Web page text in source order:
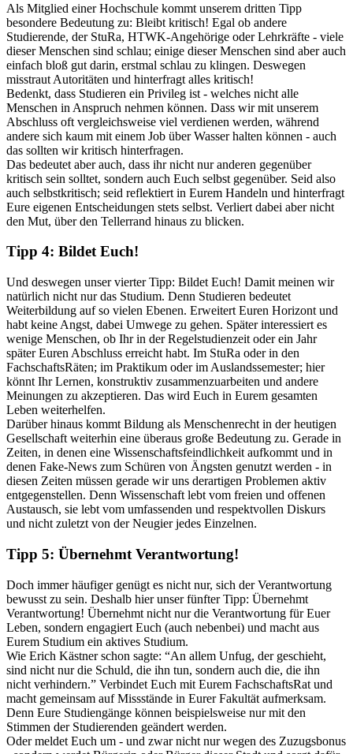
Als Mitglied einer Hochschule kommt unserem dritten Tipp
besondere Bedeutung zu: Bleibt kritisch! Egal ob andere
Studierende, der StuRa, HTWK-Angehörige oder Lehrkräfte - viele
dieser Menschen sind schlau; einige dieser Menschen sind aber auch
einfach bloß gut darin, erstmal schlau zu klingen. Deswegen
misstraut Autoritäten und hinterfragt alles kritisch!
Bedenkt, dass Studieren ein Privileg ist - welches nicht alle
Menschen in Anspruch nehmen können. Dass wir mit unserem
Abschluss oft vergleichsweise viel verdienen werden, während
andere sich kaum mit einem Job über Wasser halten können - auch
das sollten wir kritisch hinterfragen.
Das bedeutet aber auch, dass ihr nicht nur anderen gegenüber
kritisch sein solltet, sondern auch Euch selbst gegenüber. Seid also
auch selbstkritisch; seid reflektiert in Eurem Handeln und hinterfragt
Eure eigenen Entscheidungen stets selbst. Verliert dabei aber nicht
den Mut, über den Tellerrand hinaus zu blicken.
Tipp 4: Bildet Euch!
Und deswegen unser vierter Tipp: Bildet Euch! Damit meinen wir
natürlich nicht nur das Studium. Denn Studieren bedeutet
Weiterbildung auf so vielen Ebenen. Erweitert Euren Horizont und
habt keine Angst, dabei Umwege zu gehen. Später interessiert es
wenige Menschen, ob Ihr in der Regelstudienzeit oder ein Jahr
später Euren Abschluss erreicht habt. Im StuRa oder in den
FachschaftsRäten; im Praktikum oder im Auslandssemester; hier
könnt Ihr Lernen, konstruktiv zusammenzuarbeiten und andere
Meinungen zu akzeptieren. Das wird Euch in Eurem gesamten
Leben weiterhelfen.
Darüber hinaus kommt Bildung als Menschenrecht in der heutigen
Gesellschaft weiterhin eine überaus große Bedeutung zu. Gerade in
Zeiten, in denen eine Wissenschaftsfeindlichkeit aufkommt und in
denen Fake-News zum Schüren von Ängsten genutzt werden - in
diesen Zeiten müssen gerade wir uns derartigen Problemen aktiv
entgegenstellen. Denn Wissenschaft lebt vom freien und offenen
Austausch, sie lebt vom umfassenden und respektvollen Diskurs
und nicht zuletzt von der Neugier jedes Einzelnen.
Tipp 5: Übernehmt Verantwortung!
Doch immer häufiger genügt es nicht nur, sich der Verantwortung
bewusst zu sein. Deshalb hier unser fünfter Tipp: Übernehmt
Verantwortung! Übernehmt nicht nur die Verantwortung für Euer
Leben, sondern engagiert Euch (auch nebenbei) und macht aus
Eurem Studium ein aktives Studium.
Wie Erich Kästner schon sagte: “An allem Unfug, der geschieht,
sind nicht nur die Schuld, die ihn tun, sondern auch die, die ihn
nicht verhindern.” Verbindet Euch mit Eurem FachschaftsRat und
macht gemeinsam auf Missstände in Eurer Fakultät aufmerksam.
Denn Eure Studiengänge können beispielsweise nur mit den
Stimmen der Studierenden geändert werden.
Oder meldet Euch um - und zwar nicht nur wegen des Zuzugsbonus